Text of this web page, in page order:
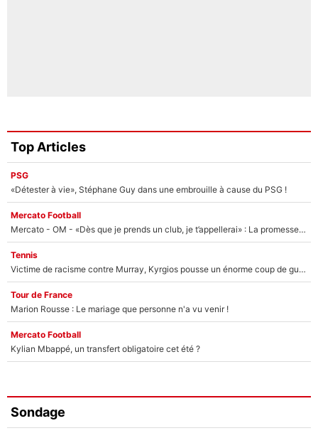
Top Articles
PSG
«Détester à vie», Stéphane Guy dans une embrouille à cause du PSG !
Mercato Football
Mercato - OM - «Dès que je prends un club, je t’appellerai» : La promesse de Marcelino au moment de claquer la porte
Tennis
Victime de racisme contre Murray, Kyrgios pousse un énorme coup de gueule !
Tour de France
Marion Rousse : Le mariage que personne n'a vu venir !
Mercato Football
Kylian Mbappé, un transfert obligatoire cet été ?
Sondage